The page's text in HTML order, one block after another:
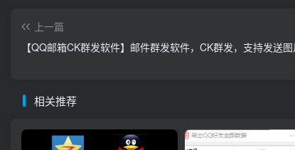
上一篇
【QQ邮箱CK群发软件】邮件群发软件，CK群发，支持发送
相关推荐